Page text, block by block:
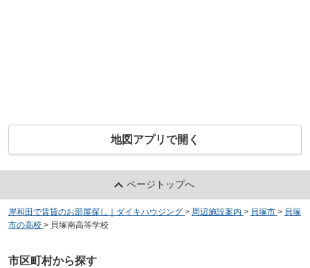
地図アプリで開く
ページトップへ
岸和田で賃貸のお部屋探し｜ダイキハウジング > 周辺施設案内 > 貝塚市 > 貝塚
市の高校 > 貝塚南高等学校
市区町村から探す